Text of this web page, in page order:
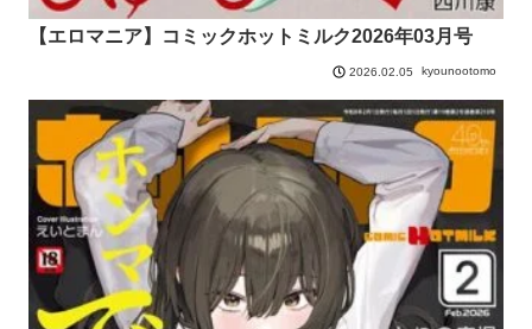
【エロマニア】コミックホットミルク2026年03月号
2026.02.05 kyounootomo